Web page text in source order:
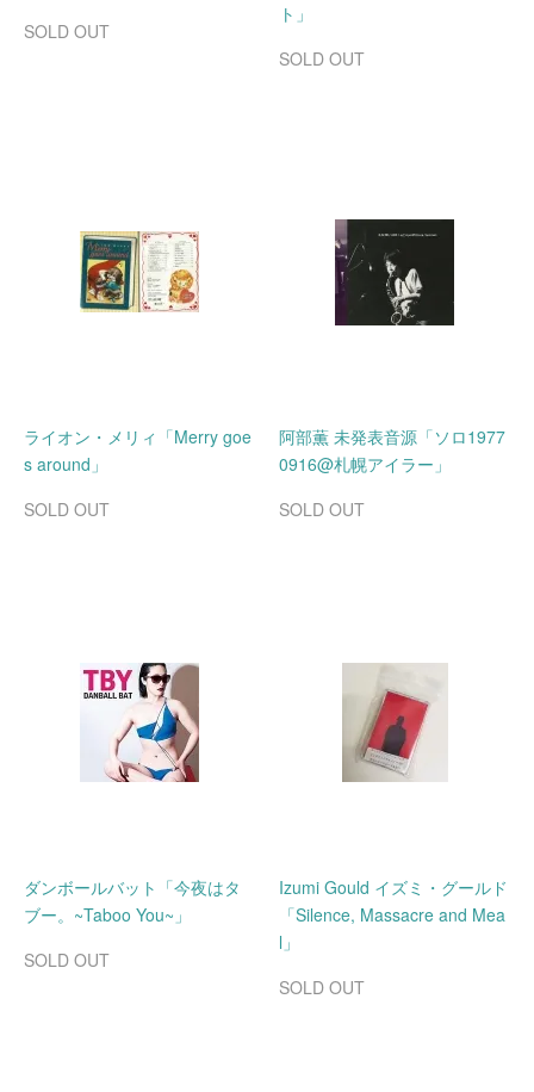
SOLD OUT
ト」
SOLD OUT
ライオン・メリィ「Merry goe
s around」
SOLD OUT
阿部薫 未発表音源「ソロ1977
0916@札幌アイラー」
SOLD OUT
ダンボールバット「今夜はタ
ブー。~Taboo You~」
SOLD OUT
Izumi Gould イズミ・グールド
「Silence, Massacre and Mea
l」
SOLD OUT